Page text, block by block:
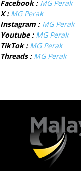
Facebook : MG Perak
X : MG Perak
Instagram : MG Perak
Youtube : MG Perak
TikTok : MG Perak
Threads : MG Perak